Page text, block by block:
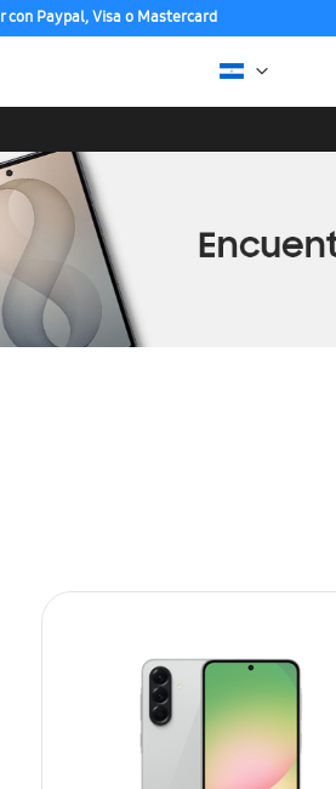
con Paypal, Visa o Mastercard